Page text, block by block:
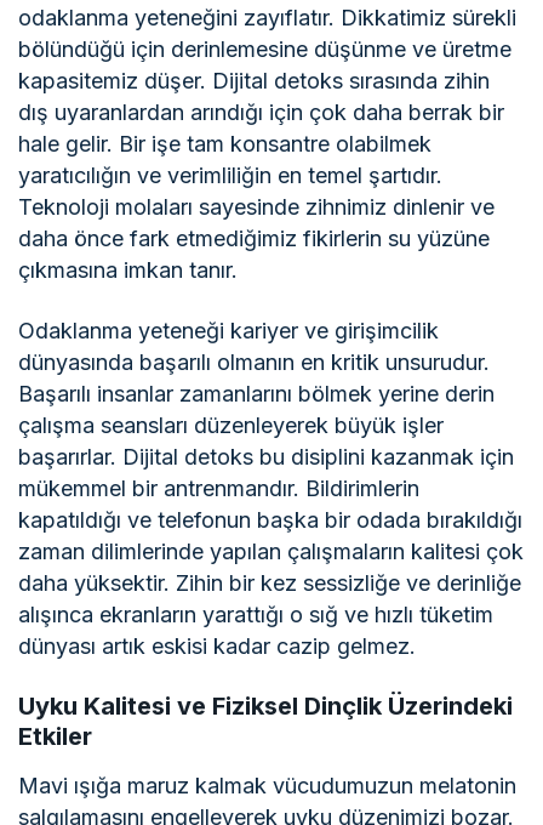
odaklanma yeteneğini zayıflatır. Dikkatimiz sürekli
bölündüğü için derinlemesine düşünme ve üretme
kapasitemiz düşer. Dijital detoks sırasında zihin
dış uyaranlardan arındığı için çok daha berrak bir
hale gelir. Bir işe tam konsantre olabilmek
yaratıcılığın ve verimliliğin en temel şartıdır.
Teknoloji molaları sayesinde zihnimiz dinlenir ve
daha önce fark etmediğimiz fikirlerin su yüzüne
çıkmasına imkan tanır.
Odaklanma yeteneği kariyer ve girişimcilik
dünyasında başarılı olmanın en kritik unsurudur.
Başarılı insanlar zamanlarını bölmek yerine derin
çalışma seansları düzenleyerek büyük işler
başarırlar. Dijital detoks bu disiplini kazanmak için
mükemmel bir antrenmandır. Bildirimlerin
kapatıldığı ve telefonun başka bir odada bırakıldığı
zaman dilimlerinde yapılan çalışmaların kalitesi çok
daha yüksektir. Zihin bir kez sessizliğe ve derinliğe
alışınca ekranların yarattığı o sığ ve hızlı tüketim
dünyası artık eskisi kadar cazip gelmez.
Uyku Kalitesi ve Fiziksel Dinçlik Üzerindeki
Etkiler
Mavi ışığa maruz kalmak vücudumuzun melatonin
salgılamasını engelleyerek uyku düzenimizi bozar.